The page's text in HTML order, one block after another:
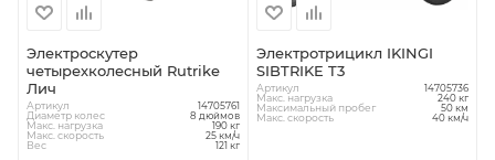
Электроскутер
четырехколесный Rutrike
Лич
Артикул 14705761
Диаметр колес 8 дюймов
Макс. нагрузка 190 кг
Макс. скорость 25 км/ч
Вес 121 кг
Электротрицикл IKINGI
SIBTRIKE T3
Артикул 14705736
Макс. нагрузка 240 кг
Максимальный пробег 50 км
Макс. скорость 40 км/ч